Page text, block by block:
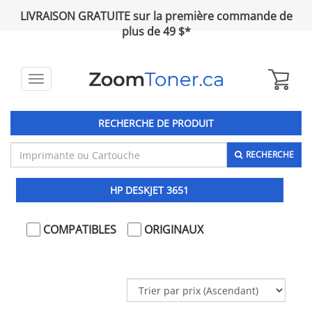
LIVRAISON GRATUITE sur la première commande de
plus de 49 $*
Toggle
RECHERCHE DE PRODUIT
RECHERCHE
HP DESKJET 3651
COMPATIBLES ORIGINAUX